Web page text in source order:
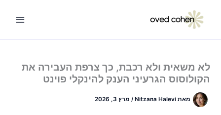
לא משאית ולא רכבת, כך צרפת העבירה את
הקולוסוס הגרעיני הענק להינקלי פוינט
מאתNitzana Halevi
/ מרץ 3, 2026